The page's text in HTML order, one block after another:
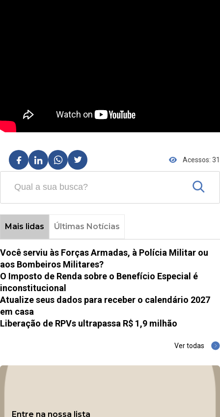
Acessos: 31
Mais lidas Últimas Notícias
Você serviu às Forças Armadas, à Polícia Militar ou
aos Bombeiros Militares?
O Imposto de Renda sobre o Benefício Especial é
inconstitucional
Atualize seus dados para receber o calendário 2027
em casa
Liberação de RPVs ultrapassa R$ 1,9 milhão
Ver todas
Entre na nossa lista